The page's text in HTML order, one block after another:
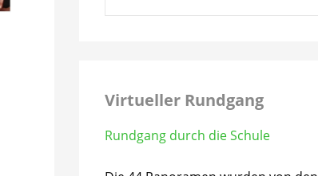
Virtueller Rundgang
Rundgang durch die Schule